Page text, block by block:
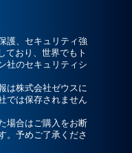
護、セキュリティ強
ており、世界でもト
社のセキュリティシ
は株式会社ゼウスに
では保存されません
場合はご購入をお断
。予めご了承くださ